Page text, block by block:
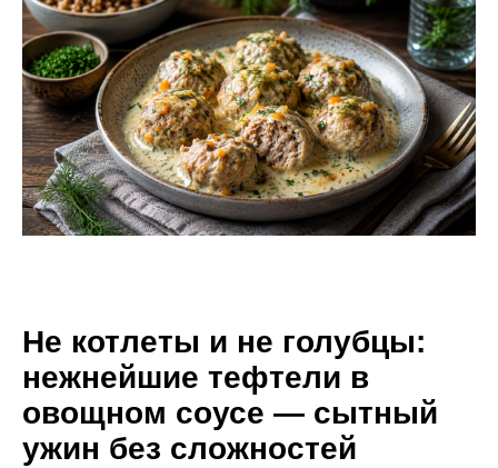
Не котлеты и не голубцы:
нежнейшие тефтели в
овощном соусе — сытный
ужин без сложностей